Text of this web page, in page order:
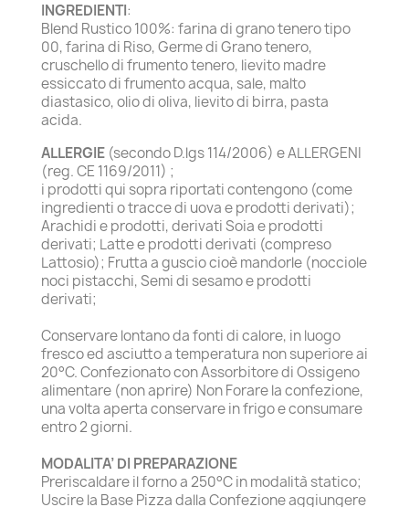
INGREDIENTI:
Blend Rustico 100%: farina di grano tenero tipo
00, farina di Riso, Germe di Grano tenero,
cruschello di frumento tenero, lievito madre
essiccato di frumento acqua, sale, malto
diastasico, olio di oliva, lievito di birra, pasta
acida.
ALLERGIE (secondo D.lgs 114/2006) e ALLERGENI
(reg. CE 1169/2011) ;
i prodotti qui sopra riportati contengono (come
ingredienti o tracce di uova e prodotti derivati);
Arachidi e prodotti, derivati Soia e prodotti
derivati; Latte e prodotti derivati (compreso
Lattosio); Frutta a guscio cioè mandorle (nocciole
noci pistacchi, Semi di sesamo e prodotti
derivati;
Conservare lontano da fonti di calore, in luogo
fresco ed asciutto a temperatura non superiore ai
20°C. Confezionato con Assorbitore di Ossigeno
alimentare (non aprire) Non Forare la confezione,
una volta aperta conservare in frigo e consumare
entro 2 giorni.
MODALITA’ DI PREPARAZIONE
Preriscaldare il forno a 250°C in modalità statico;
Uscire la Base Pizza dalla Confezione aggiungere